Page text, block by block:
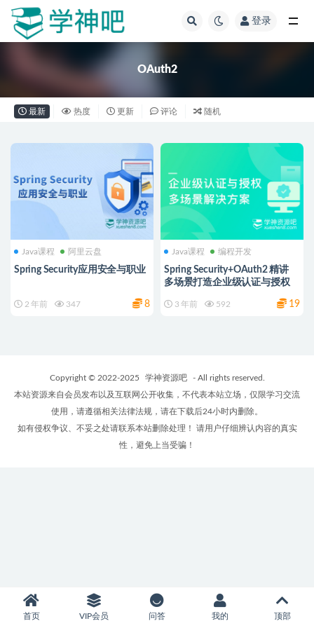
登录
OAuth2
最新 热度 更新 评论 随机
Java课程 阿里云盘
Spring Security应用安全与职业
2 年前 347 8
Java课程 编程开发
Spring Security+OAuth2 精讲
多场景打造企业级认证与授权
3 年前 592 19
Copyright © 2022-2025 学神资源吧
- All rights reserved.
本站资源来自会员发布以及互联网公开收集，不代表本站立场，仅限学习交流
使用，请遵循相关法律法规，请在下载后24小时内删除。
如有侵权争议、不妥之处请联系本站删除处理！ 请用户仔细辨认内容的真实
性，避免上当受骗！
首页 VIP会员 问答 我的 顶部